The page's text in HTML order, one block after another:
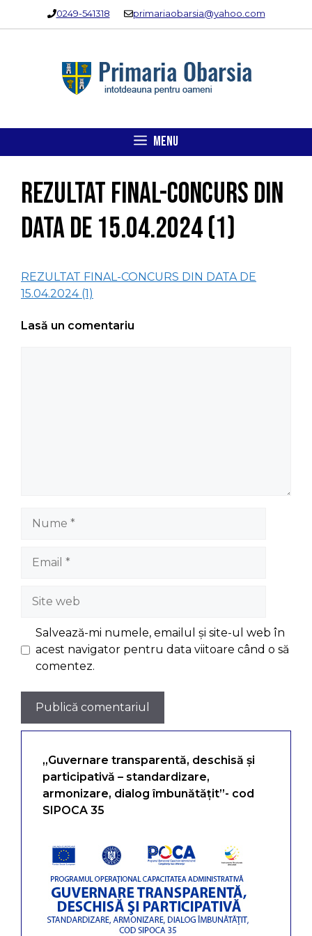
0249-541318 primariaobarsia@yahoo.com
MENU
REZULTAT FINAL-CONCURS DIN
DATA DE 15.04.2024 (1)
REZULTAT FINAL-CONCURS DIN DATA DE
15.04.2024 (1)
Lasă un comentariu
Site
web
Salvează-mi numele, emailul și site-ul web în
acest navigator pentru data viitoare când o să
comentez.
„Guvernare transparentă, deschisă și
participativă – standardizare,
armonizare, dialog îmbunătățit”- cod
SIPOCA 35